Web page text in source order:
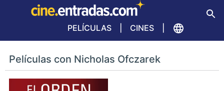
PELÍCULAS CINES
Películas con Nicholas Ofczarek